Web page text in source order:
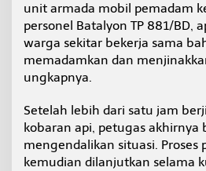
unit armada mobil pemadam
personel Batalyon TP 881/BD,
warga sekitar bekerja sama
memadamkan dan
ungkapnya.
Setelah lebih dari satu jam
kobaran api, petugas akhirnya
mengendalikan situasi. Proses
kemudian dilanjutkan selama